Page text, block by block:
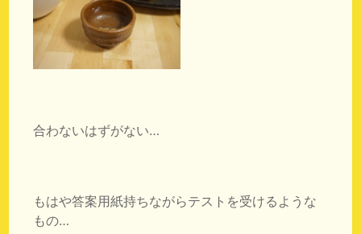
合わないはずがない…
もはや答案用紙持ちながらテストを受けるような
もの…